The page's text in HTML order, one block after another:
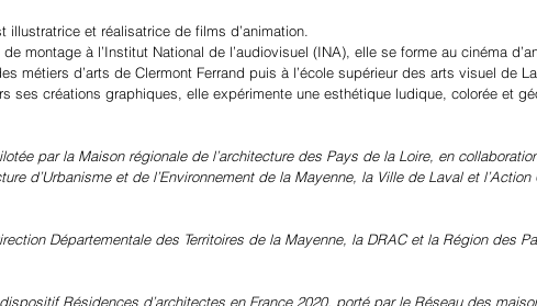
illustratrice et réalisatrice de films d’animation.
montage à l’Institut National de l’audiovisuel (INA), elle se forme au cinéma
métiers d’arts de Clermont Ferrand puis à l’école supérieur des arts visuel de
ses créations graphiques, elle expérimente une esthétique ludique, colorée et
par la Maison régionale de l’architecture des Pays de la Loire, en
d’Urbanisme et de l’Environnement de la Mayenne, la Ville de Laval et l’Action
Départementale des Territoires de la Mayenne, la DRAC et la Région des
Résidences d’architectes en France 2020, porté par le Réseau des